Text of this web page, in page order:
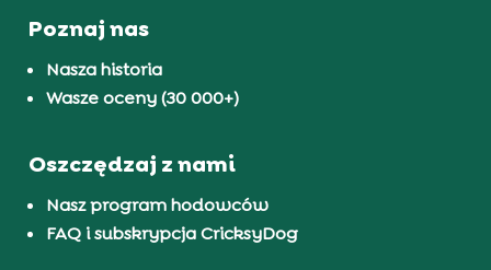
Poznaj nas
Nasza historia
Wasze oceny (30 000+)
Oszczędzaj z nami
Nasz program hodowców
FAQ i subskrypcja CricksyDog